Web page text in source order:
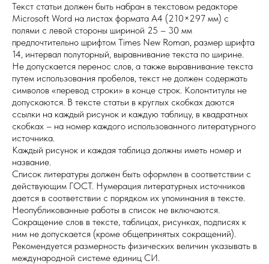
Текст статьи должен быть набран в текстовом редакторе
Microsoft Word на листах формата А4 (210×297 мм) с
полями с левой стороны шириной 25 – 30 мм
предпочтительно шрифтом Times New Roman, размер шрифта
14, интервал полуторный, выравнивание текста по ширине.
Не допускается перенос слов, а также выравнивание текста
путем использования пробелов, текст не должен содержать
символов «перевод строки» в конце строк. Колонтитулы не
допускаются. В тексте статьи в круглых скобках даются
ссылки на каждый рисунок и каждую таблицу, в квадратных
скобках – на номер каждого использованного литературного
источника.
Каждый рисунок и каждая таблица должны иметь номер и
название.
Список литературы должен быть оформлен в соответствии с
действующим ГОСТ. Нумерация литературных источников
дается в соответствии с порядком их упоминания в тексте.
Неопубликованные работы в список не включаются.
Сокращение слов в тексте, таблицах, рисунках, подписях к
ним не допускается (кроме общепринятых сокращений).
Рекомендуется размерность физических величин указывать в
международной системе единиц СИ.